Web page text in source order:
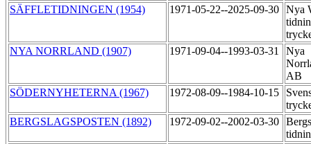
SÄFFLETIDNINGEN (1954)
1971-05-22--2025-09-30 Nya
NYA NORRLAND (1907)
1971-09-04--1993-03-31
Nya
AB
SÖDERNYHETERNA (1967)
1972-08-09--1984-10-15
BERGSLAGSPOSTEN (1892)
1972-09-02--2002-03-30